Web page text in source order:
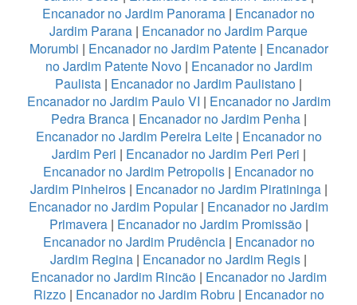
Encanador no Jardim Panorama | Encanador no
Jardim Parana | Encanador no Jardim Parque
Morumbi | Encanador no Jardim Patente| Encanador
no Jardim Patente Novo| Encanador no Jardim
Paulista | Encanador no Jardim Paulistano |
Encanador no Jardim Paulo VI | Encanador no Jardim
Pedra Branca| Encanador no Jardim Penha|
Encanador no Jardim Pereira Leite| Encanador no
Jardim Peri | Encanador no Jardim Peri Peri |
Encanador no Jardim Petropolis | Encanador no
Jardim Pinheiros| Encanador no Jardim Piratininga|
Encanador no Jardim Popular| Encanador no Jardim
Primavera| Encanador no Jardim Promissão|
Encanador no Jardim Prudência| Encanador no
Jardim Regina | Encanador no Jardim Regis |
Encanador no Jardim Rincão| Encanador no Jardim
Rizzo| Encanador no Jardim Robru | Encanador no